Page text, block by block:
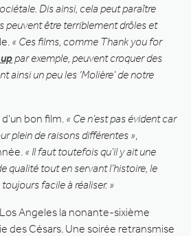
Dis ainsi, cela peut paraître
peuvent être terriblement drôles et
« Ces films, comme Thank you for
par exemple, peuvent croquer des
ainsi un peu les ‘Molière’ de notre
bon film. « Ce n’est pas évident car
plein de raisons différentes »
« Il faut toutefois qu’il y ait une
qualité tout en servant l’histoire, le
facile à réaliser. »
Angeles la nonante-sixième
des Césars. Une soirée retransmise